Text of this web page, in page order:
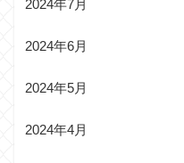
2024年7月
2024年6月
2024年5月
2024年4月